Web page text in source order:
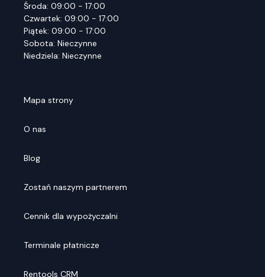
Środa: 09:00 - 17:00
Czwartek: 09:00 - 17:00
Piątek: 09:00 - 17:00
Sobota: Nieczynne
Niedziela: Nieczynne
Mapa strony
O nas
Blog
Zostań naszym partnerem
Cennik dla wypożyczalni
Terminale płatnicze
Rentools CRM